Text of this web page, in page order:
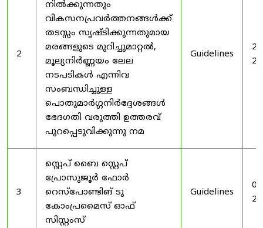
2
നിൽക്കുന്നതും
വികസനപ്രവർത്തനങ്ങൾക്ക്
തടസ്സം സൃഷ്ടിക്കുന്നതുമായ
മരങ്ങളുടെ മുറിച്ചുമാറ്റൽ,
മൂല്യനിർണ്ണയം ലേല
നടപടികൾ എന്നിവ
സംബന്ധിച്ചുള്ള
പൊതുമാർഗ്ഗനിർദ്ദേശങ്ങൾ
ഭേദഗതി വരുത്തി ഉത്തരവ്
പുറപ്പെടുവിക്കുന്നു നമ
Guidelines
3
സ്റ്റെപ് ബൈ സ്റ്റെപ്
പ്രോസുജൂർ ഫോർ
റെസ്‌പോണ്ടിങ് ടു
കോംപ്രമൈസ് ഓഫ്
സിസ്റ്റംസ്
Guidelines